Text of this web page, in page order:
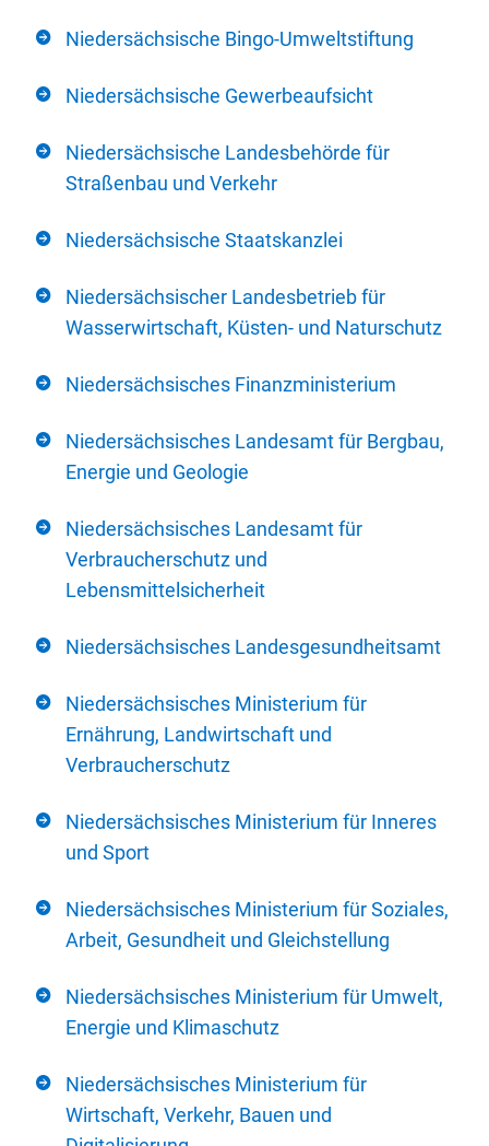
Niedersächsische Bingo-Umweltstiftung
Niedersächsische Gewerbeaufsicht
Niedersächsische Landesbehörde für
Straßenbau und Verkehr
Niedersächsische Staatskanzlei
Niedersächsischer Landesbetrieb für
Wasserwirtschaft, Küsten- und Naturschutz
Niedersächsisches Finanzministerium
Niedersächsisches Landesamt für Bergbau,
Energie und Geologie
Niedersächsisches Landesamt für
Verbraucherschutz und
Lebensmittelsicherheit
Niedersächsisches Landesgesundheitsamt
Niedersächsisches Ministerium für
Ernährung, Landwirtschaft und
Verbraucherschutz
Niedersächsisches Ministerium für Inneres
und Sport
Niedersächsisches Ministerium für Soziales,
Arbeit, Gesundheit und Gleichstellung
Niedersächsisches Ministerium für Umwelt,
Energie und Klimaschutz
Niedersächsisches Ministerium für
Wirtschaft, Verkehr, Bauen und